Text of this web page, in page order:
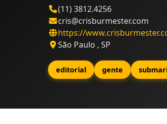
(11) 3812.4256
cris@crisburmester.com
https://
São Paulo , SP
editorial gente